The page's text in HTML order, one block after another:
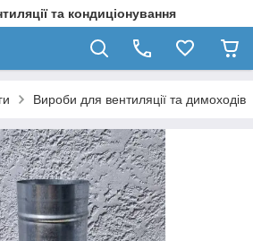
та кондиціонування
Вироби для вентиляції та димоходів